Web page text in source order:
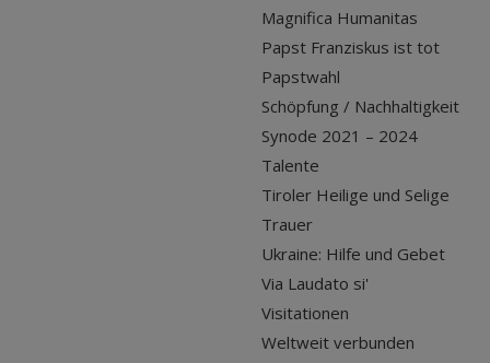
Magnifica Humanitas
Papst Franziskus ist tot
Papstwahl
Schöpfung / Nachhaltigkeit
Synode 2021 – 2024
Talente
Tiroler Heilige und Selige
Trauer
Ukraine: Hilfe und Gebet
Via Laudato si'
Visitationen
Weltweit verbunden